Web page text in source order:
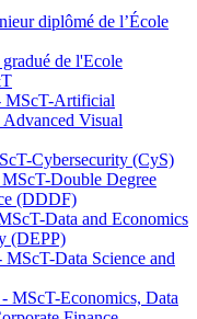
diplômé de l’École
de l'Ecole
Artificial
Visual
Cybersecurity (CyS)
Double Degree
(DDDF)
Data and Economics
(DEPP)
Data Science and
MScT-Economics, Data